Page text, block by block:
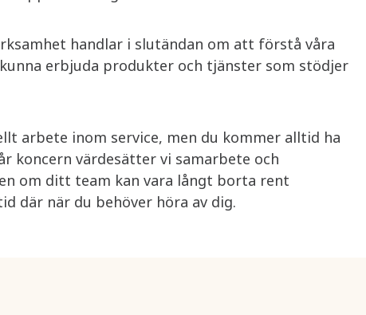
handlar i slutändan om att förstå våra
erbjuda produkter och tjänster som stödjer
arbete inom service, men du kommer alltid ha
koncern värdesätter vi samarbete och
om ditt team kan vara långt borta rent
där när du behöver höra av dig.